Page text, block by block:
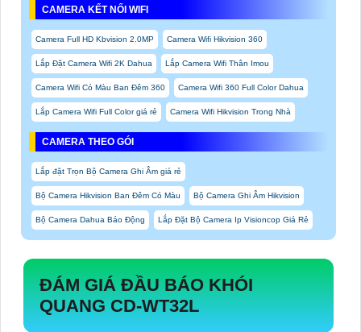
CAMERA KẾT NỐI WIFI
Camera Full HD Kbvision 2.0MP Camera Wifi Hikvision 360
Lắp Đặt Camera Wifi 2K Dahua Lắp Camera Wifi Thân Imou
Camera Wifi Có Màu Ban Đêm 360 Camera Wifi 360 Full Color Dahua
Lắp Camera Wifi Full Color giá rẻ Camera Wifi Hikvision Trong Nhà
CAMERA THEO GÓI
Lắp đặt Trọn Bộ Camera Ghi Âm giá rẻ
Bộ Camera Hikvision Ban Đêm Có Màu Bộ Camera Ghi Âm Hikvision
Bộ Camera Dahua Báo Động Lắp Đặt Bộ Camera Ip Visioncop Giá Rẻ
ĐÁM GIÁ ĐẦU BÁO KHÓI
QUANG CD-WT32L